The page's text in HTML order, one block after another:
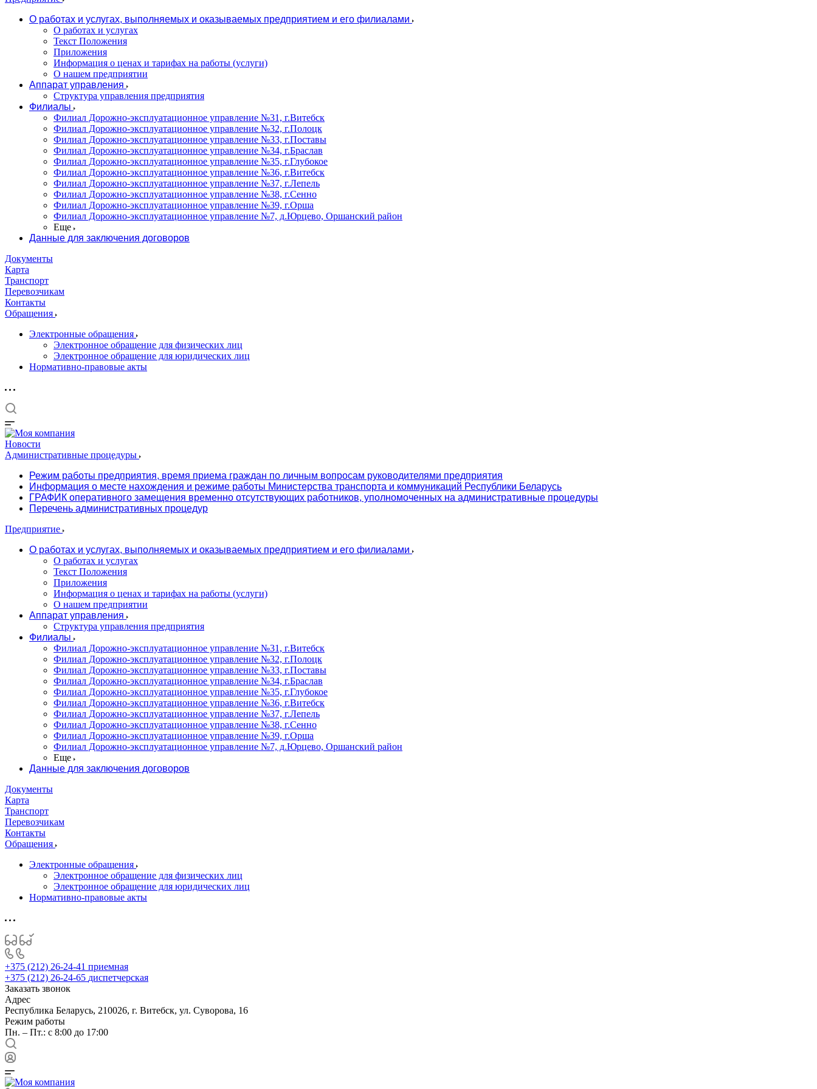
О работах и услугах, выполняемых и оказываемых предприятием и его филиалами
О работах и услугах
Текст Положения
Приложения
Информация о ценах и тарифах на работы (услуги)
О нашем предприятии
Аппарат управления
Структура управления предприятия
Филиалы
Филиал Дорожно-эксплуатационное управление №31, г.Витебск
Филиал Дорожно-эксплуатационное управление №32, г.Полоцк
Филиал Дорожно-эксплуатационное управление №33, г.Поставы
Филиал Дорожно-эксплуатационное управление №34, г.Браслав
Филиал Дорожно-эксплуатационное управление №35, г.Глубокое
Филиал Дорожно-эксплуатационное управление №36, г.Витебск
Филиал Дорожно-эксплуатационное управление №37, г.Лепель
Филиал Дорожно-эксплуатационное управление №38, г.Сенно
Филиал Дорожно-эксплуатационное управление №39, г.Орша
Филиал Дорожно-эксплуатационное управление №7, д.Юрцево, Оршанский район
Еще
Данные для заключения договоров
Документы
Карта
Транспорт
Перевозчикам
Контакты
Обращения
Электронные обращения
Электронное обращение для физических лиц
Электронное обращение для юридических лиц
Нормативно-правовые акты
Новости
Административные процедуры
Режим работы предприятия, время приема граждан по личным вопросам руководителями предприятия
Информация о месте нахождения и режиме работы Министерства транспорта и коммуникаций Республики Беларусь
ГРАФИК оперативного замещения временно отсутствующих работников, уполномоченных на административные процедуры
Перечень административных процедур
Предприятие
О работах и услугах, выполняемых и оказываемых предприятием и его филиалами
О работах и услугах
Текст Положения
Приложения
Информация о ценах и тарифах на работы (услуги)
О нашем предприятии
Аппарат управления
Структура управления предприятия
Филиалы
Филиал Дорожно-эксплуатационное управление №31, г.Витебск
Филиал Дорожно-эксплуатационное управление №32, г.Полоцк
Филиал Дорожно-эксплуатационное управление №33, г.Поставы
Филиал Дорожно-эксплуатационное управление №34, г.Браслав
Филиал Дорожно-эксплуатационное управление №35, г.Глубокое
Филиал Дорожно-эксплуатационное управление №36, г.Витебск
Филиал Дорожно-эксплуатационное управление №37, г.Лепель
Филиал Дорожно-эксплуатационное управление №38, г.Сенно
Филиал Дорожно-эксплуатационное управление №39, г.Орша
Филиал Дорожно-эксплуатационное управление №7, д.Юрцево, Оршанский район
Еще
Данные для заключения договоров
Документы
Карта
Транспорт
Перевозчикам
Контакты
Обращения
Электронные обращения
Электронное обращение для физических лиц
Электронное обращение для юридических лиц
Нормативно-правовые акты
+375 (212) 26-24-41 приемная
+375 (212) 26-24-65 диспетчерская
Заказать звонок
Адрес
Республика Беларусь, 210026, г. Витебск, ул. Суворова, 16
Режим работы
Пн. – Пт.: с 8:00 до 17:00